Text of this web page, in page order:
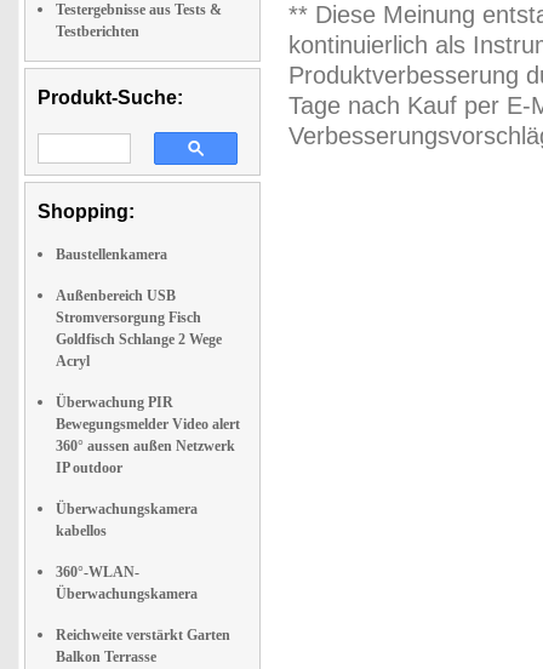
Testergebnisse aus Tests &
Testberichten
Produkt-Suche:
Shopping:
Baustellenkamera
Außenbereich USB
Stromversorgung Fisch
Goldfisch Schlange 2 Wege
Acryl
Überwachung PIR
Bewegungsmelder Video alert
360° aussen außen Netzwerk
IP outdoor
Überwachungskamera
kabellos
360°-WLAN-
Überwachungskamera
Reichweite verstärkt Garten
Balkon Terrasse
** Diese Meinung
kontinuierlich als
Produktverbesserung
Tage nach Kauf per E-